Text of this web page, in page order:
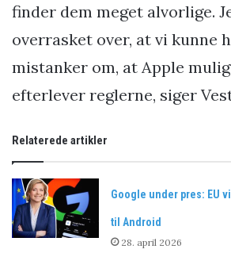
finder dem meget alvorlige.
overrasket over, at vi kunne
mistanker om, at Apple
efterlever reglerne, siger
Relaterede artikler
Google under pres: EU
til Android
28. april 2026